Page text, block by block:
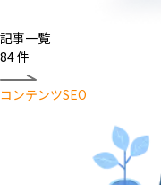
記事一覧
84件
コンテンツSEO